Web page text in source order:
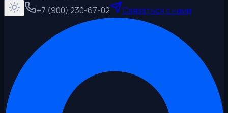
+7 (900) 230-67-02
Связаться с нами